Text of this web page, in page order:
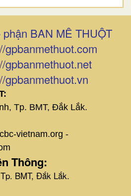
phận BAN MÊ THUỘT
gpbanmethuot.com
gpbanmethuot.net
gpbanmethuot.vn
Tp. BMT, Đắk Lắk.
vietnam.org -
Thông:
BMT, Đắk Lắk.